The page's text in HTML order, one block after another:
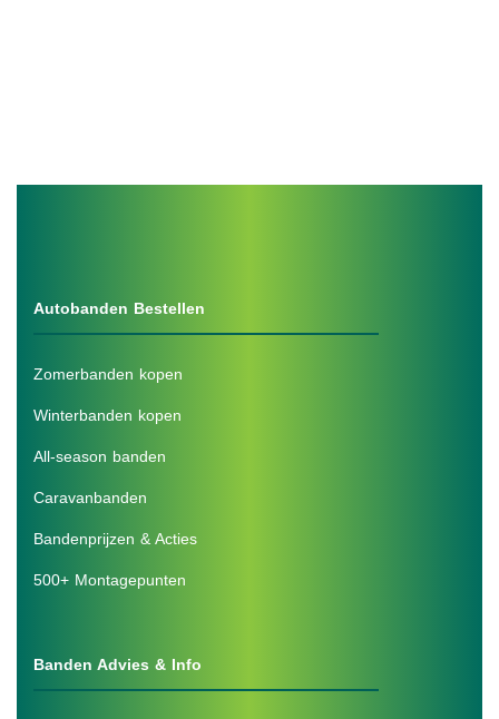
Autobanden Bestellen
Zomerbanden kopen
Winterbanden kopen
All-season banden
Caravanbanden
Bandenprijzen & Acties
500+ Montagepunten
Banden Advies & Info